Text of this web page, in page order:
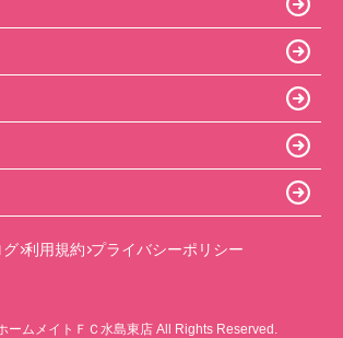
グ 利用規約 プライバシーポリシー
ームメイトＦＣ水島東店 All Rights Reserved.